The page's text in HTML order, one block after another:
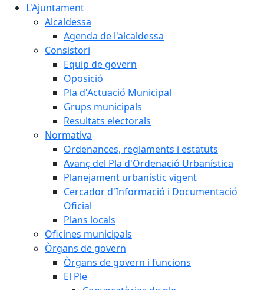
L'Ajuntament
Alcaldessa
Agenda de l'alcaldessa
Consistori
Equip de govern
Oposició
Pla d'Actuació Municipal
Grups municipals
Resultats electorals
Normativa
Ordenances, reglaments i estatuts
Avanç del Pla d'Ordenació Urbanística
Planejament urbanístic vigent
Cercador d'Informació i Documentació
Oficial
Plans locals
Oficines municipals
Òrgans de govern
Òrgans de govern i funcions
El Ple